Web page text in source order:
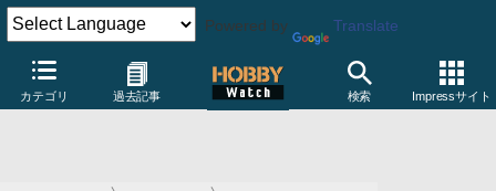
Powered by Translate
カテゴリ 過去記事 検索 Impressサイト